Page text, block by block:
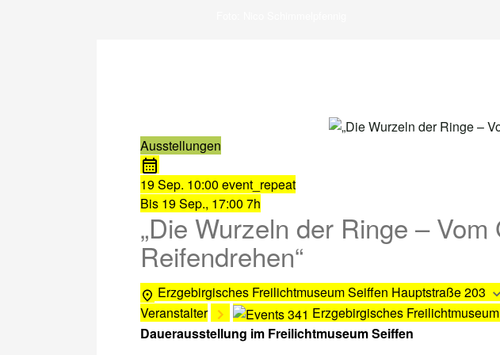
Ausstellungen
19 Sep. 10:00 event_repeat
Bis 19 Sep., 17:00 7h
„Die Wurzeln der Ringe –
Reifendrehen“
Erzgebirgisches Freilichtmuseum Seiffen Hauptstraße 203
Veranstalter
Erzgebirgisches
Dauerausstellung im Freilichtmuseum Seiffen